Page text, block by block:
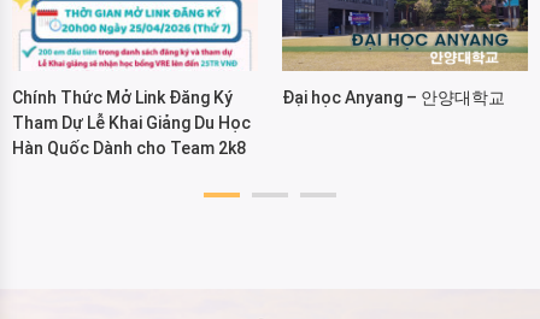
Chính Thức Mở Link Đăng Ký
Tham Dự Lễ Khai Giảng Du Học
Hàn Quốc Dành cho Team 2k8
Đại học Anyang – 안양대학교